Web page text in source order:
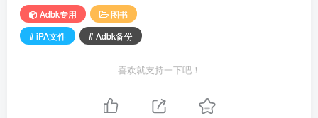
Adbk专用
图书
# iPA文件
# Adbk备份
喜欢就支持一下吧！